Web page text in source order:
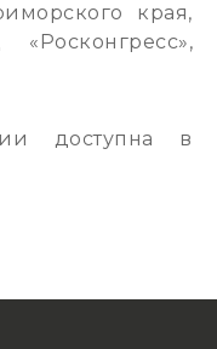
края,
доступна в